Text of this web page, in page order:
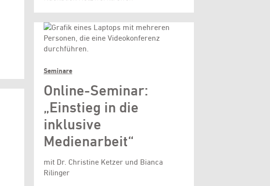
Seminare
Online-Seminar:
„Einstieg in die
inklusive
Medienarbeit“
mit Dr. Christine Ketzer und Bianca
Rilinger